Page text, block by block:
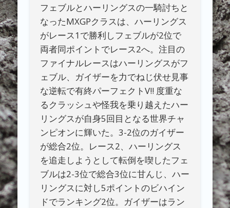
フェブルとハーリングスの一騎討ちと
なったMXGPクラスは、ハーリングス
がレース1で勝利しフェブルが2位で
両者同ポイントでレース2へ。注目の
ファイナルレースはハーリングスがフ
ェブル、ガイザーを力でねじ伏せ見事
な逆転で有終パーフェクトV!! 度重な
るクラッシュや怪我を乗り越えたハー
リングスが自身5回目となる世界チャ
ンピオンに輝いた。3-2位のガイザー
が総合2位。レース2、ハーリングス
を追走しようとして転倒を喫したフェ
ブルは2-3位で総合3位に甘んじ、ハー
リングスに対し5ポイントのビハイン
ドでランキング2位。ガイザーはラン